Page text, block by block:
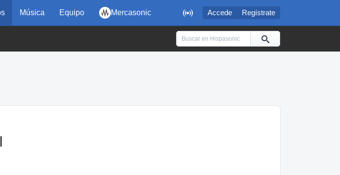
 Accede Regístrate
Música Equipo Mercasonic